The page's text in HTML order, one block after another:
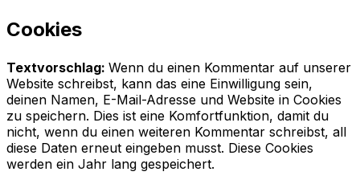
Cookies
Textvorschlag: Wenn du einen Kommentar auf unserer
Website schreibst, kann das eine Einwilligung sein,
deinen Namen, E-Mail-Adresse und Website in Cookies
zu speichern. Dies ist eine Komfortfunktion, damit du
nicht, wenn du einen weiteren Kommentar schreibst, all
diese Daten erneut eingeben musst. Diese Cookies
werden ein Jahr lang gespeichert.